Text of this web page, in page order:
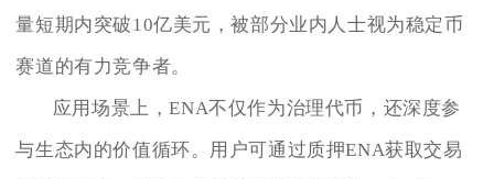
量短期内突破10亿美元，被部分业内人士视为稳定币
赛道的有力竞争者。
应用场景上，ENA不仅作为治理代币，还深度参
与生态内的价值循环。用户可通过质押ENA获取交易